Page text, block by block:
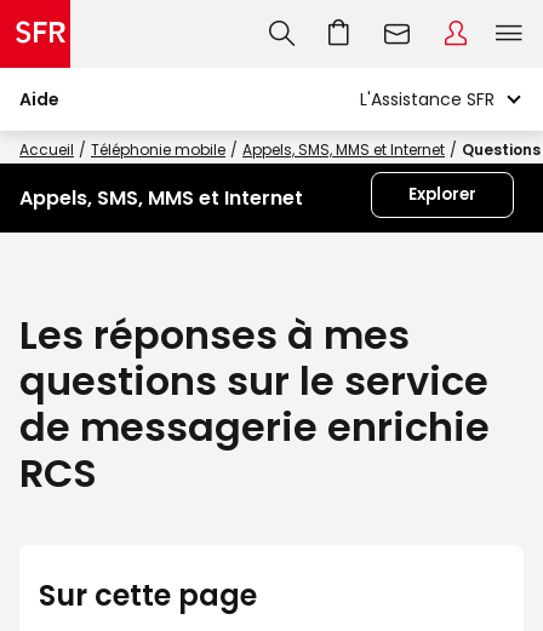
Aide
Accueil Téléphonie mobile Appels, SMS, MMS et Internet
Appels, SMS, MMS et Internet Explorer
Les réponses à mes
questions sur le service
de messagerie enrichie
RCS
Sur cette page